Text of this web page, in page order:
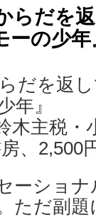
らだを
ーの少
だを返
年』
木主税・
、2,500
ーショ
ただ副